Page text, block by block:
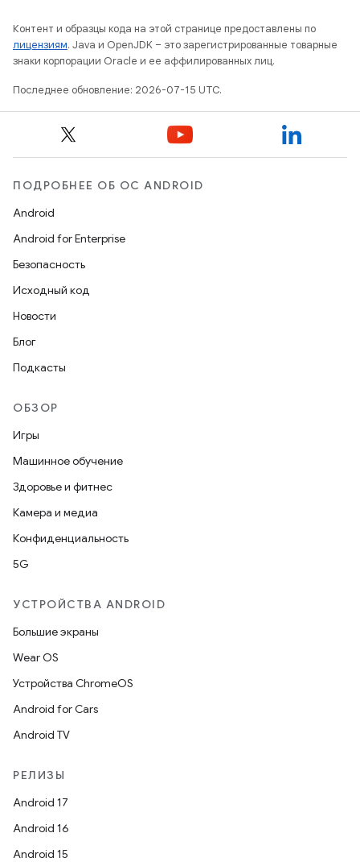
Контент и образцы кода на этой странице предоставлены по
лицензиям. Java и OpenJDK – это зарегистрированные товарные
знаки корпорации Oracle и ее аффилированных лиц.
Последнее обновление: 2026-07-15 UTC.
ПОДРОБНЕЕ ОБ ОС ANDROID
Android
Android for Enterprise
Безопасность
Исходный код
Новости
Блог
Подкасты
ОБЗОР
Игры
Машинное обучение
Здоровье и фитнес
Камера и медиа
Конфиденциальность
5G
УСТРОЙСТВА ANDROID
Большие экраны
Wear OS
Устройства ChromeOS
Android for Cars
Android TV
РЕЛИЗЫ
Android 17
Android 16
Android 15